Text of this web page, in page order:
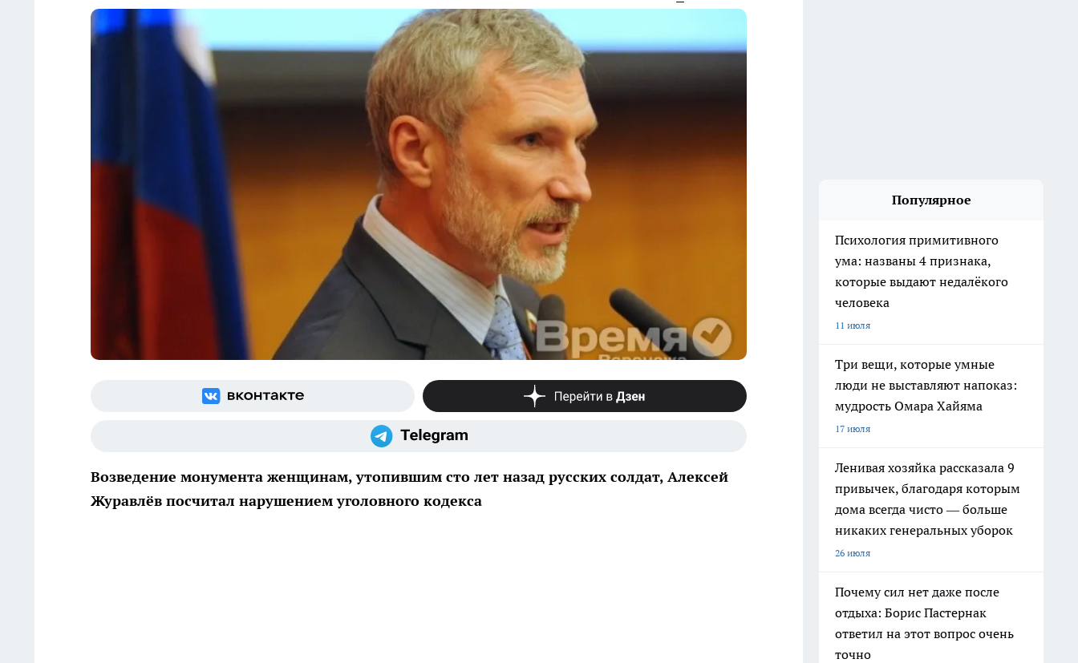
Возведение монумента женщинам, утопившим сто лет назад русских солдат, Алексей
Журавлёв посчитал нарушением уголовного кодекса
Популярное
Психология примитивного
ума: названы 4 признака,
которые выдают недалёкого
человека
11 июля
Три вещи, которые умные
люди не выставляют напоказ:
мудрость Омара Хайяма
17 июля
Ленивая хозяйка рассказала 9
привычек, благодаря которым
дома всегда чисто — больше
никаких генеральных уборок
26 июля
Почему сил нет даже после
отдыха: Борис Пастернак
ответил на этот вопрос очень
точно